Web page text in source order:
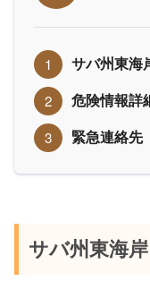
サバ州東海
危険情報詳
緊急連絡先
サバ州東海岸